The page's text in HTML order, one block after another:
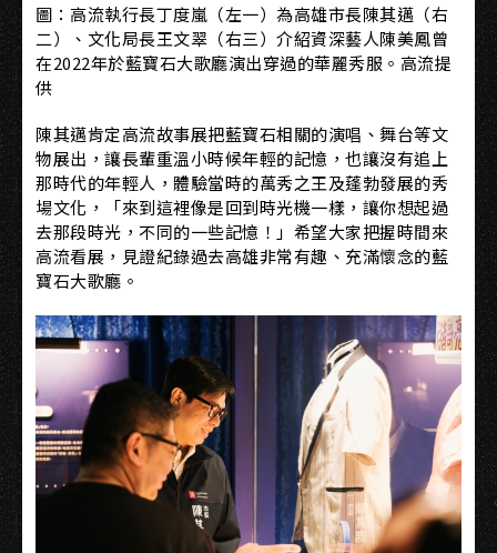
圖：高流執行長丁度嵐（左一）為高雄市長陳其邁（右
二）、文化局長王文翠（右三）介紹資深藝人陳美鳳曾
在2022年於藍寶石大歌廳演出穿過的華麗秀服。高流提
供
陳其邁肯定高流故事展把藍寶石相關的演唱、舞台等文
物展出，讓長輩重溫小時候年輕的記憶，也讓沒有追上
那時代的年輕人，體驗當時的萬秀之王及蓬勃發展的秀
場文化，「來到這裡像是回到時光機一樣，讓你想起過
去那段時光，不同的一些記憶！」希望大家把握時間來
高流看展，見證紀錄過去高雄非常有趣、充滿懷念的藍
寶石大歌廳。